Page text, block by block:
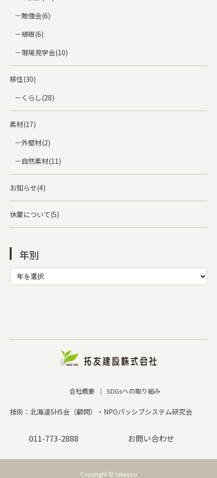
勉強会(6)
植樹(6)
現場見学会(10)
移住(30)
くらし(28)
素材(17)
外壁材(2)
自然素材(11)
お知らせ(4)
休業について(5)
年別
会社概要 SDGsへの取り組み
技術：北海道SHS会（顧問）・NPOパッシブシステム研究会
011-773-2888 お問い合わせ
Copyright © takuyou